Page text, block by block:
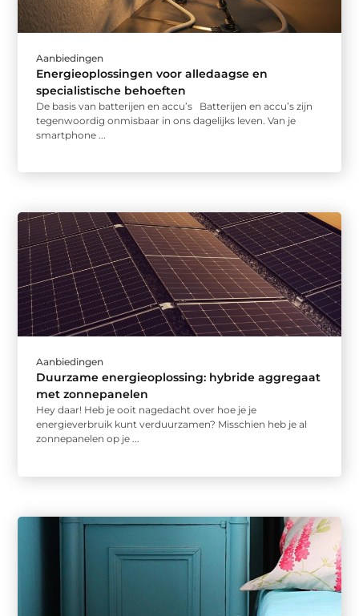
Aanbiedingen
Energieoplossingen voor alledaagse en
specialistische behoeften
De basis van batterijen en accu’s Batterijen en accu’s zijn
tegenwoordig onmisbaar in ons dagelijks leven. Van je
smartphone ...
Aanbiedingen
Duurzame energieoplossing: hybride aggregaat
met zonnepanelen
Hey daar! Heb je ooit nagedacht over hoe je je
energieverbruik kunt verduurzamen? Misschien heb je al
zonnepanelen op je ...